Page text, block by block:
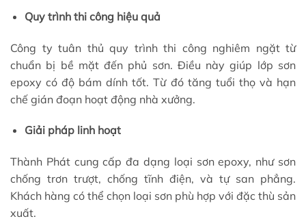
Quy trình thi công hiệu quả
Công ty tuân thủ quy trình thi công nghiêm ngặt từ
chuẩn bị bề mặt đến phủ sơn. Điều này giúp lớp sơn
epoxy có độ bám dính tốt. Từ đó tăng tuổi thọ và hạn
chế gián đoạn hoạt động nhà xưởng.
Giải pháp linh hoạt
Thành Phát cung cấp đa dạng loại sơn epoxy, như sơn
chống trơn trượt, chống tĩnh điện, và tự san phẳng.
Khách hàng có thể chọn loại sơn phù hợp với đặc thù sản
xuất.